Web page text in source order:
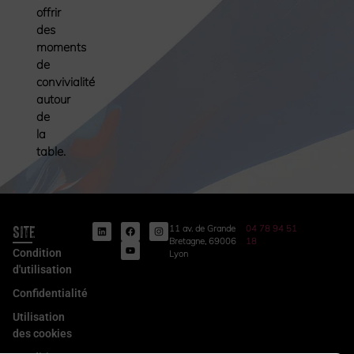
offrir
des
moments
de
convivialité
autour
de
la
table.
Site
Condition
d'utilisation
Confidentialité
Utilisation
des cookies
11 av. de Grande
Bretagne, 69006
Lyon
04 78 94 51
18